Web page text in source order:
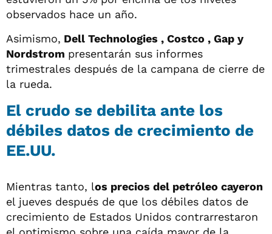
observados hace un año.
Asimismo, Dell Technologies , Costco , Gap y
Nordstrom presentarán sus informes
trimestrales después de la campana de cierre de
la rueda.
El crudo se debilita ante los
débiles datos de crecimiento de
EE.UU.
Mientras tanto, los precios del petróleo cayeron
el jueves después de que los débiles datos de
crecimiento de Estados Unidos contrarrestaron